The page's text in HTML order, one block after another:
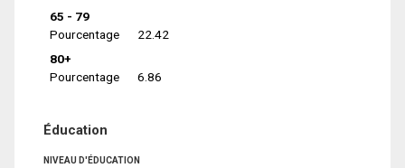
65 - 79
Pourcentage
22.42
80+
Pourcentage
6.86
Éducation
NIVEAU D'ÉDUCATION